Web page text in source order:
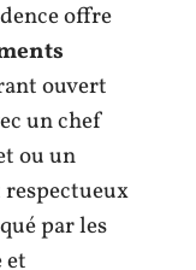
offre
ouvert
un chef
ou un
par les
et